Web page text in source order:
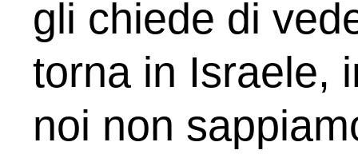
gli chiede di
torna in Israele,
noi non